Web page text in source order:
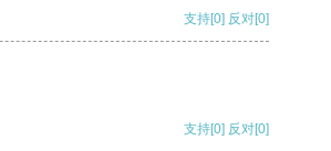
支持[0] 反对[0]
支持[0] 反对[0]